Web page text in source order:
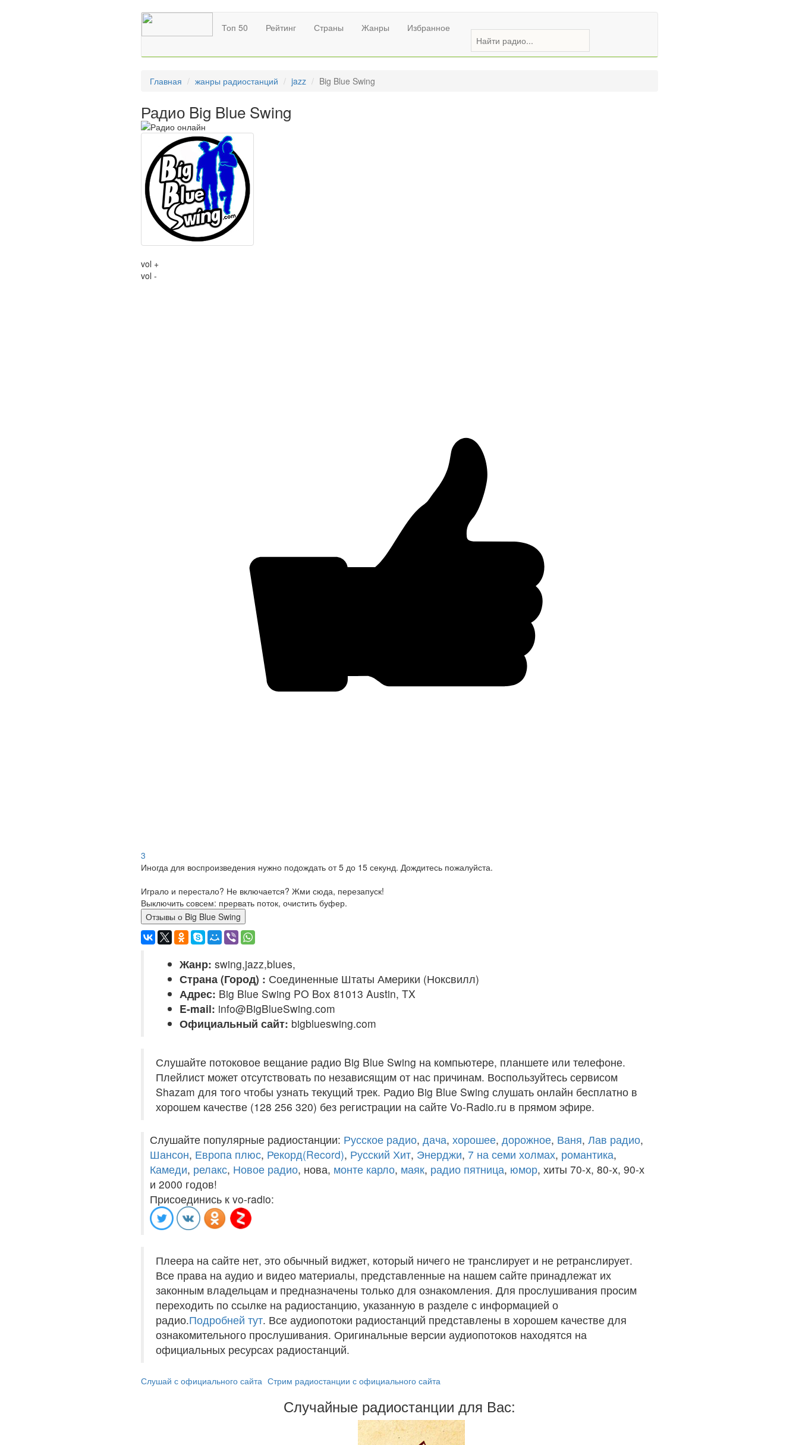
Топ 50 Рейтинг Страны Жанры Избранное
Главная жанры радиостанций jazz Big Blue Swing
Радио Big Blue Swing
vol +
vol -
3
Иногда для воспроизведения нужно подождать от 5 до 15 секунд. Дождитесь пожалуйста.
Играло и перестало? Не включается? Жми сюда, перезапуск!
Выключить совсем: прервать поток, очистить буфер.
Отзывы о Big Blue Swing
Жанр: swing,jazz,blues,
Страна (Город) : Соединенные Штаты Америки (Ноксвилл)
Адрес: Big Blue Swing PO Box 81013 Austin, TX
E-mail: info@BigBlueSwing.com
Официальный сайт: bigblueswing.com
Слушайте потоковое вещание радио Big Blue Swing на компьютере, планшете или телефоне.
Плейлист может отсутствовать по независящим от нас причинам. Воспользуйтесь сервисом
Shazam для того чтобы узнать текущий трек. Радио Big Blue Swing слушать онлайн бесплатно в
хорошем качестве (128 256 320) без регистрации на сайте Vo-Radio.ru в прямом эфире.
Слушайте популярные радиостанции: Русское радио, дача, хорошее, дорожное, Ваня, Лав радио,
Шансон, Европа плюс, Рекорд(Record), Русский Хит, Энерджи, 7 на семи холмах, романтика,
Камеди, релакс, Новое радио, нова, монте карло, маяк, радио пятница, юмор, хиты 70-х, 80-х, 90-х
и 2000 годов!
Присоединись к vo-radio:
Плеера на сайте нет, это обычный виджет, который ничего не транслирует и не ретранслирует.
Все права на аудио и видео материалы, представленные на нашем сайте принадлежат их
законным владельцам и предназначены только для ознакомления. Для прослушивания просим
переходить по ссылке на радиостанцию, указанную в разделе с информацией о
радио.Подробней тут. Все аудиопотоки радиостанций представлены в хорошем качестве для
ознакомительного прослушивания. Оригинальные версии аудиопотоков находятся на
официальных ресурсах радиостанций.
Слушай с официального сайта Стрим радиостанции с официального сайта
Случайные радиостанции для Вас: